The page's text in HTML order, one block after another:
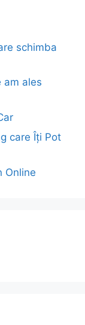
schimba
am ales
care Îți Pot
Online